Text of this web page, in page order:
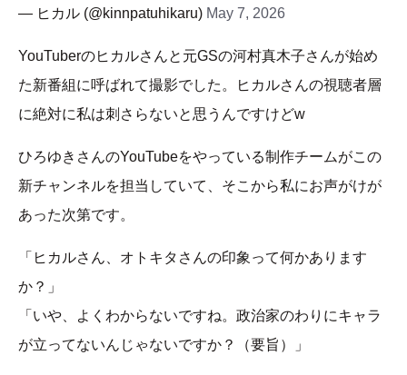
— ヒカル (@kinnpatuhikaru) May 7, 2026
YouTuberのヒカルさんと元GSの河村真木子さんが始め
た新番組に呼ばれて撮影でした。ヒカルさんの視聴者層
に絶対に私は刺さらないと思うんですけどw
ひろゆきさんのYouTubeをやっている制作チームがこの
新チャンネルを担当していて、そこから私にお声がけが
あった次第です。
「ヒカルさん、オトキタさんの印象って何かあります
か？」
「いや、よくわからないですね。政治家のわりにキャラ
が立ってないんじゃないですか？（要旨）」